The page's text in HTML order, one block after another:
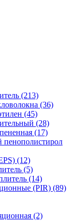
(213)
(36)
(45)
(28)
(17)
пенополистирол
(12)
(5)
(14)
(PIR) (89)
(2)